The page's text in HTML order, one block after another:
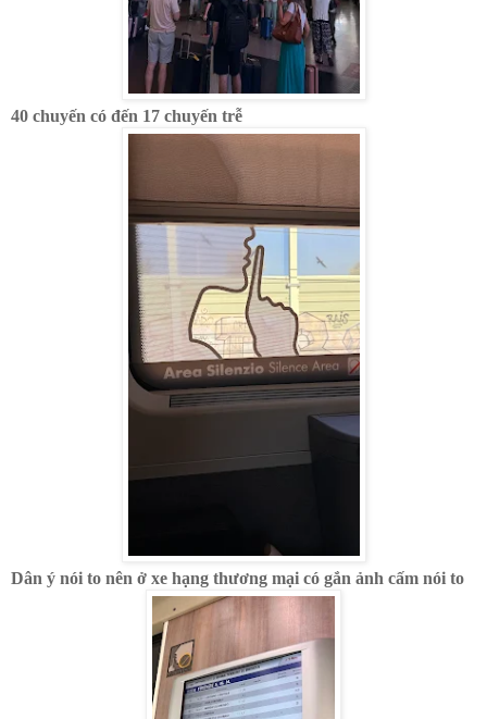
40 chuyến có đến 17 chuyến trễ
Dân ý nói to nên ở xe hạng thương mại có gắn ảnh cấm nói to